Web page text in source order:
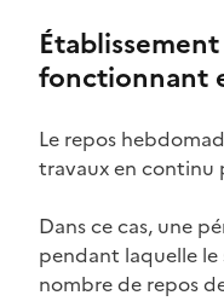
fonctionnant
Le repos
travaux en continu
Dans ce cas, une
pendant laquelle
nombre de repos